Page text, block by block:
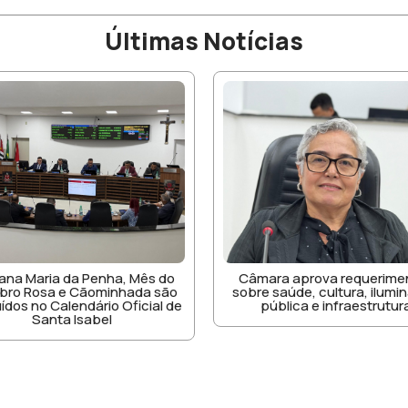
Últimas Notícias
aprova requerimentos
saúde, cultura, iluminação
pública e infraestrutura
Legislativo solicita
sobre protocolos e
UPA de Santa